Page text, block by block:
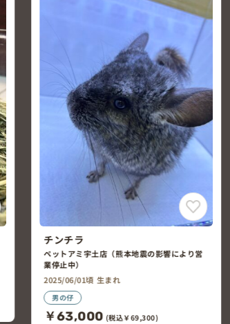
影響により営 ペッツランド嘉島上島店
￥19,800